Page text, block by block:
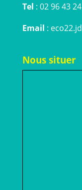
Tel : 02 96 43
Email :
Nous situer